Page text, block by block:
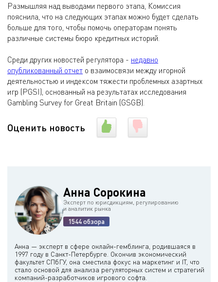
Размышляя над выводами первого этапа, Комиссия
пояснила, что на следующих этапах можно будет сделать
больше для того, чтобы помочь операторам понять
различные системы бюро кредитных историй.
Среди других новостей регулятора - недавно
опубликованный отчет о взаимосвязи между игорной
деятельностью и индексом тяжести проблемных азартных
игр (PGSI), основанный на результатах исследования
Gambling Survey for Great Britain (GSGB).
Оценить новость
Анна Сорокина
Эксперт по юрисдикциям, регулированию
и аналитик рынка
1544 обзора
Анна — эксперт в сфере онлайн-гемблинга, родившаяся в
1997 году в Санкт-Петербурге. Окончив экономический
факультет СПбГУ, она сместила фокус на маркетинг и IT, что
стало основой для анализа регуляторных систем и стратегий
компаний-разработчиков игрового софта.